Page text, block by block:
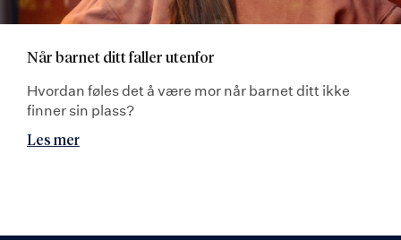
Når barnet ditt faller utenfor
Hvordan føles det å være mor når barnet ditt ikke
finner sin plass?
Les mer